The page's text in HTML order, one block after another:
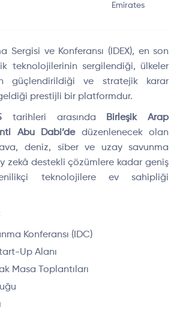
Emirates
Sergisi ve Konferansı (IDEX), en son
teknolojilerinin sergilendiği, ülkeler
güçlendirildiği ve stratejik karar
prestijli bir platformdur.
tarihleri arasında
Birleşik Arap
Abu Dabi’dedüzenlenecek olan
deniz, siber ve uzay savunma
zekâ destekli çözümlere kadar geniş
çi teknolojilere ev sahipliği
Konferansı (IDC)
Up Alanı
Masa Toplantıları